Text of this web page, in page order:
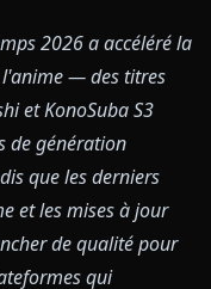
2026 a accéléré la
— des titres
et KonoSuba S3
de génération
que les derniers
et les mises à jour
de qualité pour
qui